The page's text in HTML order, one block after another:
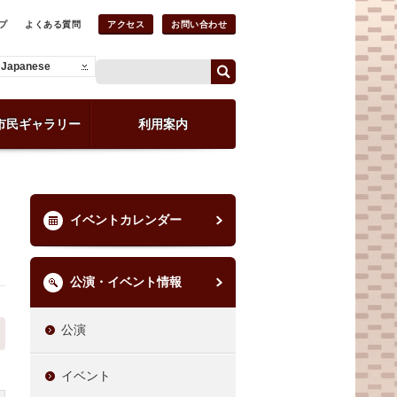
よくある質問 アクセス お問い合わせ
Japanese
民ギャラリー 利用案内
イベントカレンダー
公演・イベント情報
公演
イベント